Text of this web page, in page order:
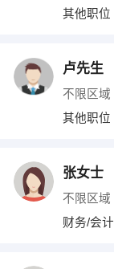
其他职位
卢先生
不限区域
其他职位
张女士
不限区域
财务/会计